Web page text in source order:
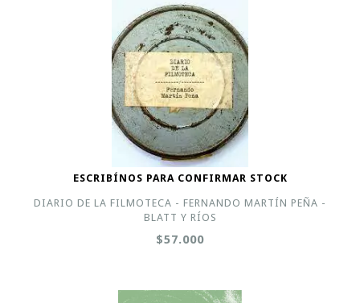
ESCRIBÍNOS PARA CONFIRMAR STOCK
DIARIO DE LA FILMOTECA - FERNANDO MARTÍN PEÑA -
BLATT Y RÍOS
$57.000